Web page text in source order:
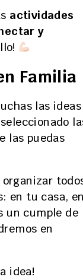
actividades
y
Familia
las ideas
las puedas
organizar
en tu casa,
un cumple de
en
idea!